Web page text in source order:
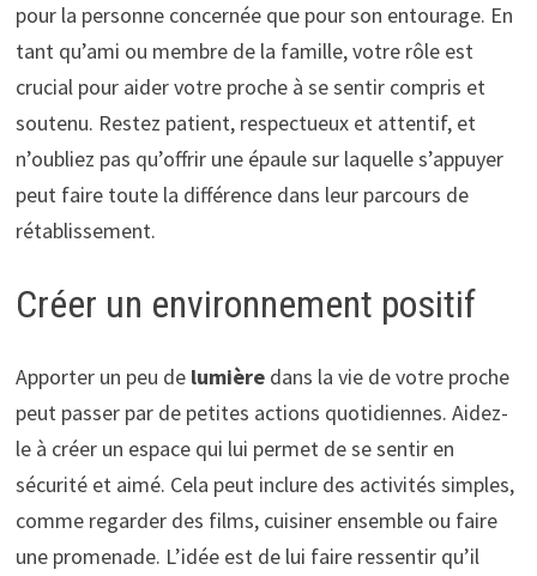
pour la personne concernée que pour son entourage. En
tant qu’ami ou membre de la famille, votre rôle est
crucial pour aider votre proche à se sentir compris et
soutenu. Restez patient, respectueux et attentif, et
n’oubliez pas qu’offrir une épaule sur laquelle s’appuyer
peut faire toute la différence dans leur parcours de
rétablissement.
Créer un environnement positif
Apporter un peu de lumièredans la vie de votre proche
peut passer par de petites actions quotidiennes. Aidez-
le à créer un espace qui lui permet de se sentir en
sécurité et aimé. Cela peut inclure des activités simples,
comme regarder des films, cuisiner ensemble ou faire
une promenade. L’idée est de lui faire ressentir qu’il